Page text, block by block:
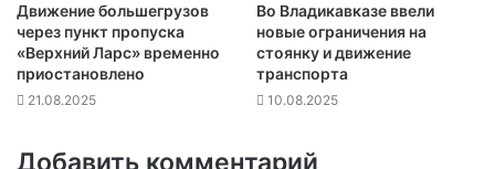
Движение большегрузов
через пункт пропуска
«Верхний Ларс» временно
приостановлено
21.08.2025
Во Владикавказе ввели
новые ограничения на
стоянку и движение
транспорта
10.08.2025
Добавить комментарий